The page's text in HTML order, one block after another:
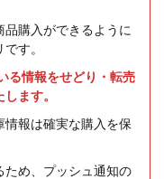
購入ができるように
す。
る情報をせどり・転売
ます。
報は確実な購入を保
ため、プッシュ通知の